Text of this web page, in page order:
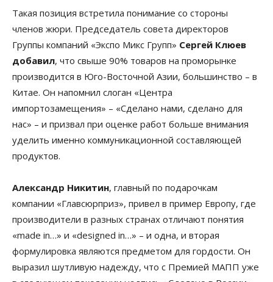
Такая позиция встретила понимание со стороны
членов жюри. Председатель совета директоров
Группы компаний «Экспо Микс Групп» Сергей Клюев
добавил, что свыше 90% товаров на проморынке
производится в Юго-Восточной Азии, большинство – в
Китае. Он напомнил слоган «Центра
импортозамещения» – «Сделано нами, сделано для
нас» – и призвал при оценке работ больше внимания
уделить именно коммуникационной составляющей
продуктов.
Александр Никитин, главный по подарочкам
компании «Главсюрприз», привел в пример Европу, где
производители в разных странах отличают понятия
«made in…» и «designed in…» – и одна, и вторая
формулировка являются предметом для гордости. Он
выразил шутливую надежду, что с Премией МАПП уже